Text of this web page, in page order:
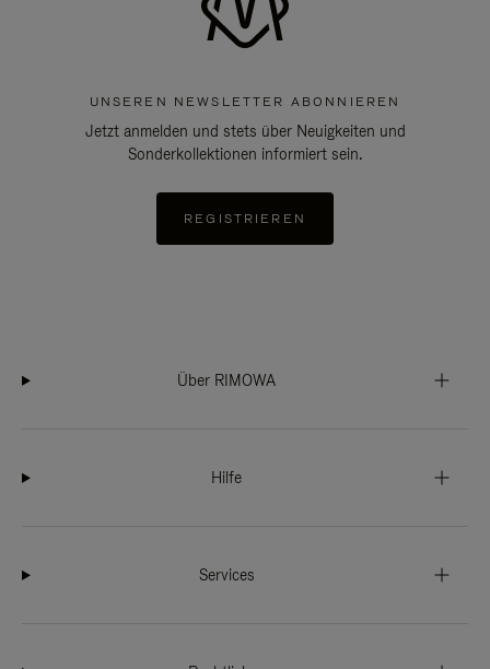
UNSEREN NEWSLETTER ABONNIEREN
Jetzt anmelden und stets über Neuigkeiten und
Sonderkollektionen informiert sein.
REGISTRIEREN
Über RIMOWA
Hilfe
Services